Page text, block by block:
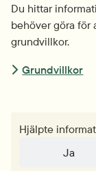
Du hittar
behöver göra för
grundvillkor.
Grundvillkor
Hjälpte
Ja